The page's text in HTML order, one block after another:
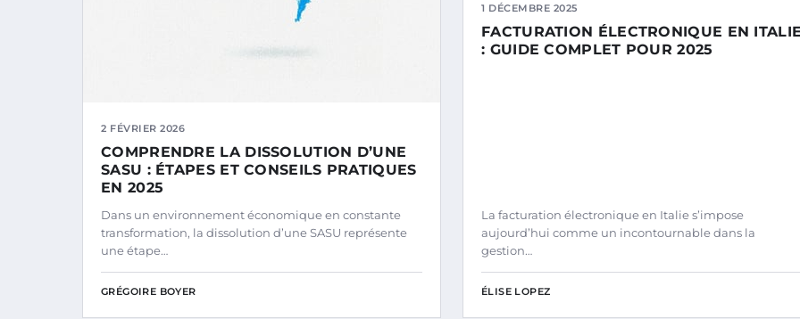
2 FÉVRIER 2026
COMPRENDRE LA DISSOLUTION D’UNE
SASU : ÉTAPES ET CONSEILS PRATIQUES
EN 2025
Dans un environnement économique en constante
transformation, la dissolution d’une SASU représente
une étape…
GRÉGOIRE BOYER
1 DÉCEMBRE 2025
FACTURATION ÉLECTRONIQUE EN
: GUIDE COMPLET POUR 2025
La facturation électronique en Italie s’impose
aujourd’hui comme un incontournable dans la
gestion…
ÉLISE LOPEZ